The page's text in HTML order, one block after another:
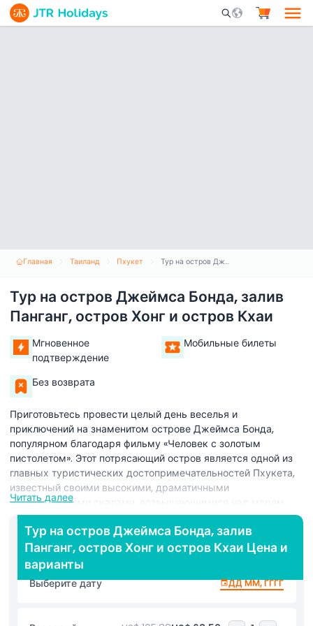
Mobile Search
Главная Таиланд Пхукет Тур на остров Джеймса Бонда, залив Панганг, остров Хонг и остров Кхаи
Тур на остров Джеймса Бонда, залив
Панганг, остров Хонг и остров Кхаи
Мгновенное
подтверждение
Мобильные билеты
Без возврата
Приготовьтесь провести целый день веселья и
приключений на знаменитом острове Джеймса Бонда,
популярном благодаря фильму «Человек с золотым
пистолетом». Этот потрясающий остров является одной из
главных туристических достопримечательностей Пхукета,
известный своими высокими, драматичными
известняковыми скалами, возвышающимися над морем.
Приключение начинается с посещения острова Панак, где
вы сможете исследовать красивые пещеры, наполненные
сталактитами. Эти природные образования свисают с
потолка пещеры, как сосульки, создавая волшебную
атмосферу. Затем вы направитесь к Паддл Рок, где
спокойное место демонстрирует природную красоту
Читать далее
Тур на остров Джеймса Бонда, залив
Панганг, остров Хонг и остров Кхаи Цена и
варианты
Выберите дату ДД ММ, ГГГГ